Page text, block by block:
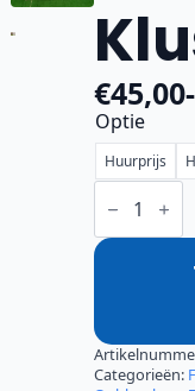
€45,00-
€45,00
tot
€52,50
Optie
Huurprijs
Abraham
Klusser
Categorieën: